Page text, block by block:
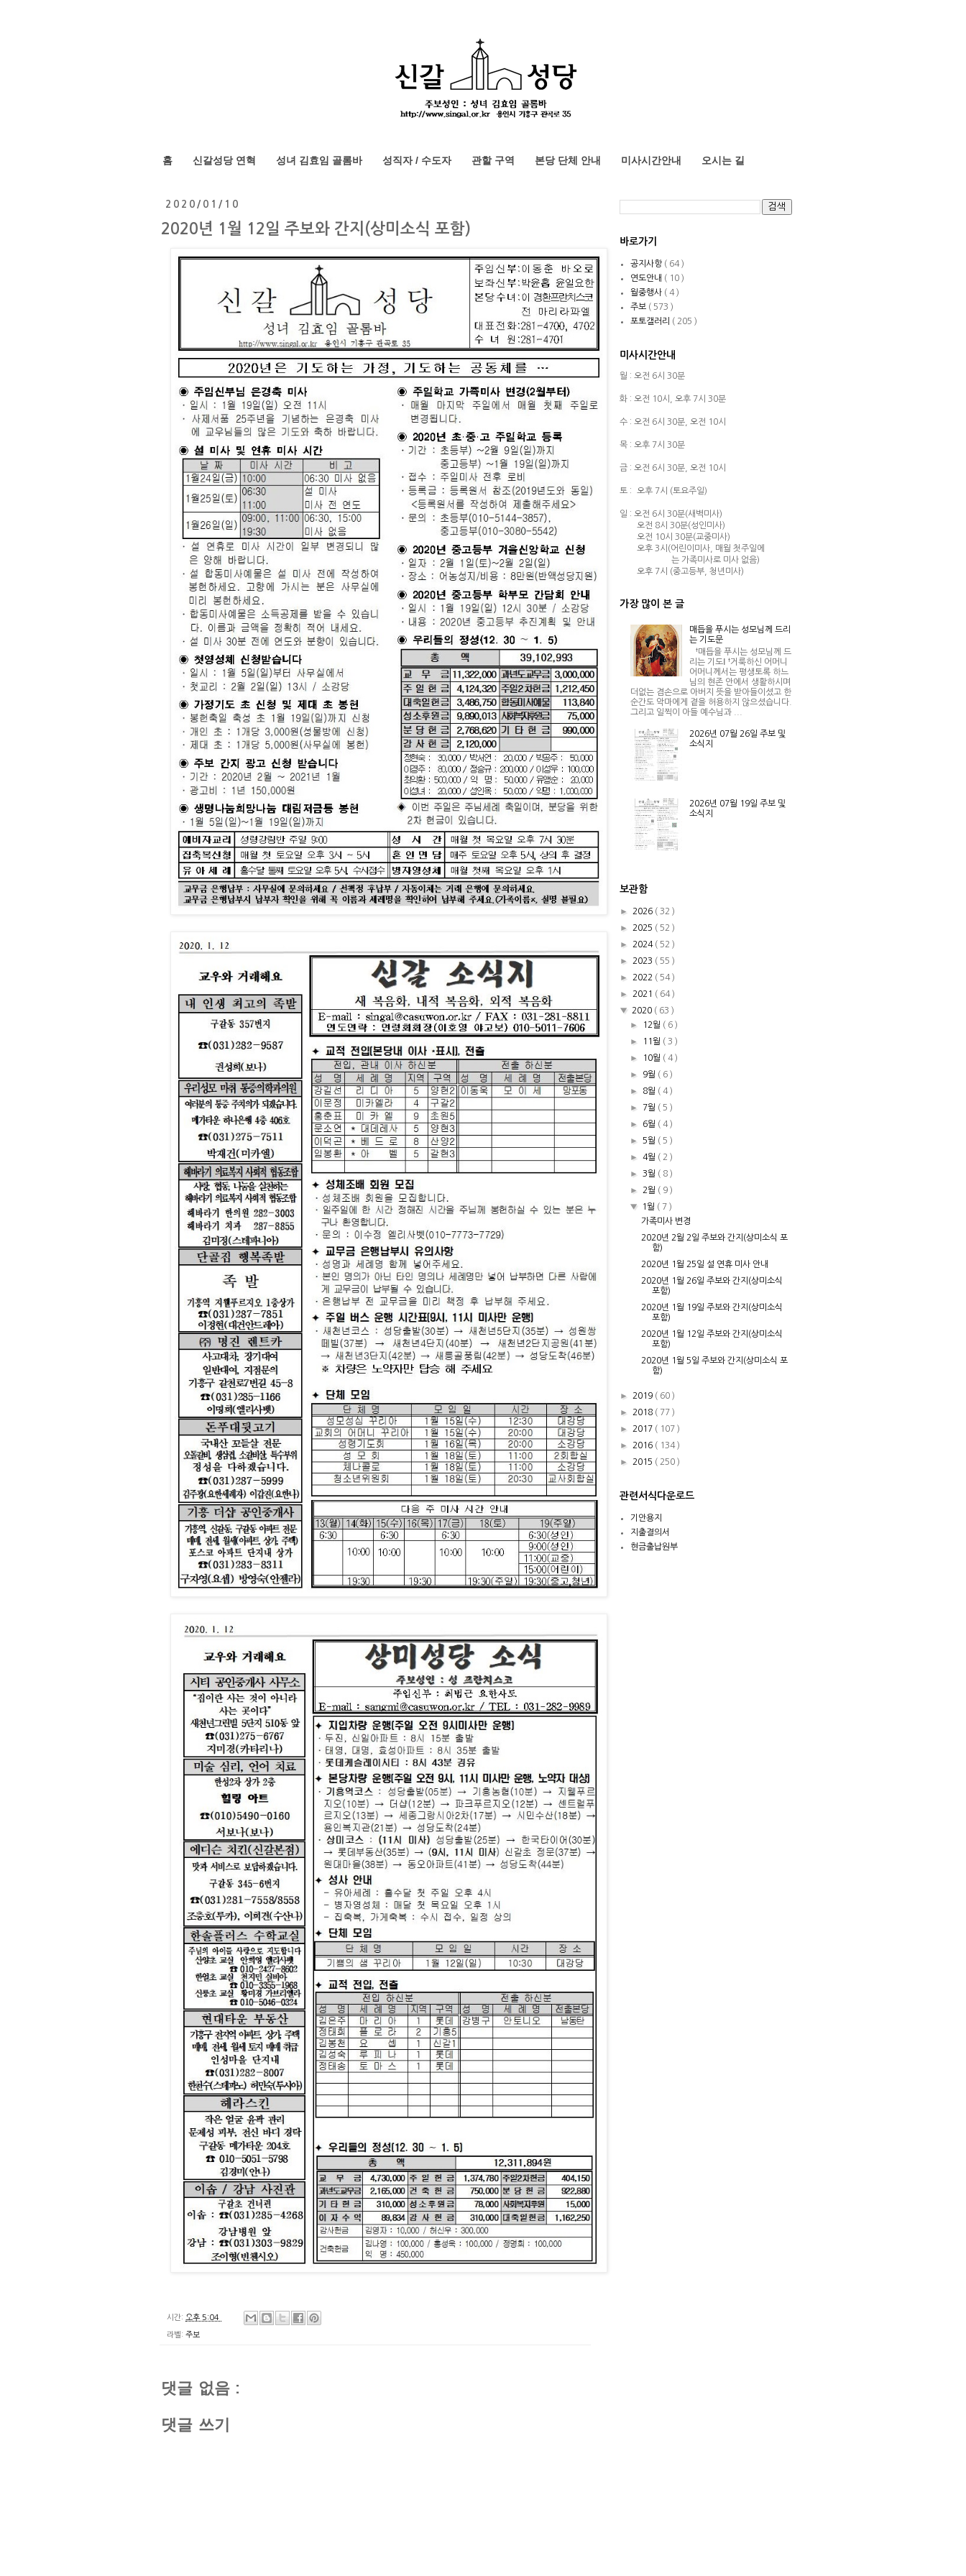
홈 신갈성당 연혁 성녀 김효임 골롬바 성직자 / 수도자 관할 구역 본당 단체 안내 미사시간안내 오시는 길
2020/01/10
2020년 1월 12일 주보와 간지(상미소식 포함)
시간: 오후 5:04
라벨: 주보
댓글 없음 :
댓글 쓰기
바로가기
공지사항 ( 64 )
연도안내 ( 10 )
월중행사 ( 4 )
주보 ( 573 )
포토갤러리 ( 205 )
미사시간안내
월 : 오전 6시 30분
화 : 오전 10시, 오후 7시 30분
수 : 오전 6시 30분, 오전 10시
목 : 오후 7시 30분
금 : 오전 6시 30분, 오전 10시
토 : 오후 7시 (토요주일)
일 : 오전 6시 30분(새벽미사)
오전 8시 30분(성인미사)
오전 10시 30분(교중미사)
오후 3시(어린이미사, 매월 첫주일에
는 가족미사로 미사 없음)
오후 7시 (중고등부, 청년미사)
가장 많이 본 글
매듭을 푸시는 성모님께 드리
는 기도문
†매듭을 푸시는 성모님께 드
리는 기도Ⅰ †거룩하신 어머니
어머니께서는 평생토록 하느
님의 현존 안에서 생활하시며
더없는 겸손으로 아버지 뜻을 받아들이셨고 한
순간도 악마에게 곁을 허용하지 않으셨습니다.
그리고 일찍이 아들 예수님과 ...
2026년 07월 26일 주보 및
소식지
2026년 07월 19일 주보 및
소식지
보관함
► 2026 ( 32 )
► 2025 ( 52 )
► 2024 ( 52 )
► 2023 ( 55 )
► 2022 ( 54 )
► 2021 ( 64 )
▼ 2020 ( 63 )
►
12월 ( 6 )
►
11월 ( 3 )
►
10월 ( 4 )
► 9월 ( 6 )
► 8월 ( 4 )
► 7월 ( 5 )
► 6월 ( 4 )
► 5월 ( 5 )
►4월 ( 2 )
► 3월 ( 8 )
► 2월 ( 9 )
▼
1월 ( 7 )
가족미사 변경
2020년 2월 2일 주보와 간지(상미소식 포
함)
2020년 1월 25일 설 연휴 미사 안내
2020년 1월 26일 주보와 간지(상미소식
포함)
2020년 1월 19일 주보와 간지(상미소식
포함)
2020년 1월 12일 주보와 간지(상미소식
포함)
2020년 1월 5일 주보와 간지(상미소식 포
함)
► 2019 ( 60 )
► 2018 ( 77 )
► 2017 ( 107 )
► 2016 ( 134 )
► 2015 ( 250 )
관련서식다운로드
기안용지
지출결의서
현금출납원부